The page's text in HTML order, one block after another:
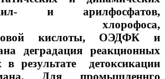
и арилфосфатов,
хлорофоса,
кислоты, ОЭДФК и
деградация реакционных
в результате детоксикации
Для промышленнго